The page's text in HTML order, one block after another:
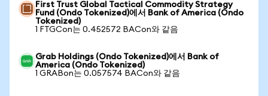
First Trust Global Tactical Commodity Strategy
Fund (Ondo Tokenized)에서 Bank of America (Ondo
Tokenized)
1 FTGCon는 0.452572 BACon와 같음
Grab Holdings (Ondo Tokenized)에서 Bank of
America (Ondo Tokenized)
1 GRABon는 0.057574 BACon와 같음